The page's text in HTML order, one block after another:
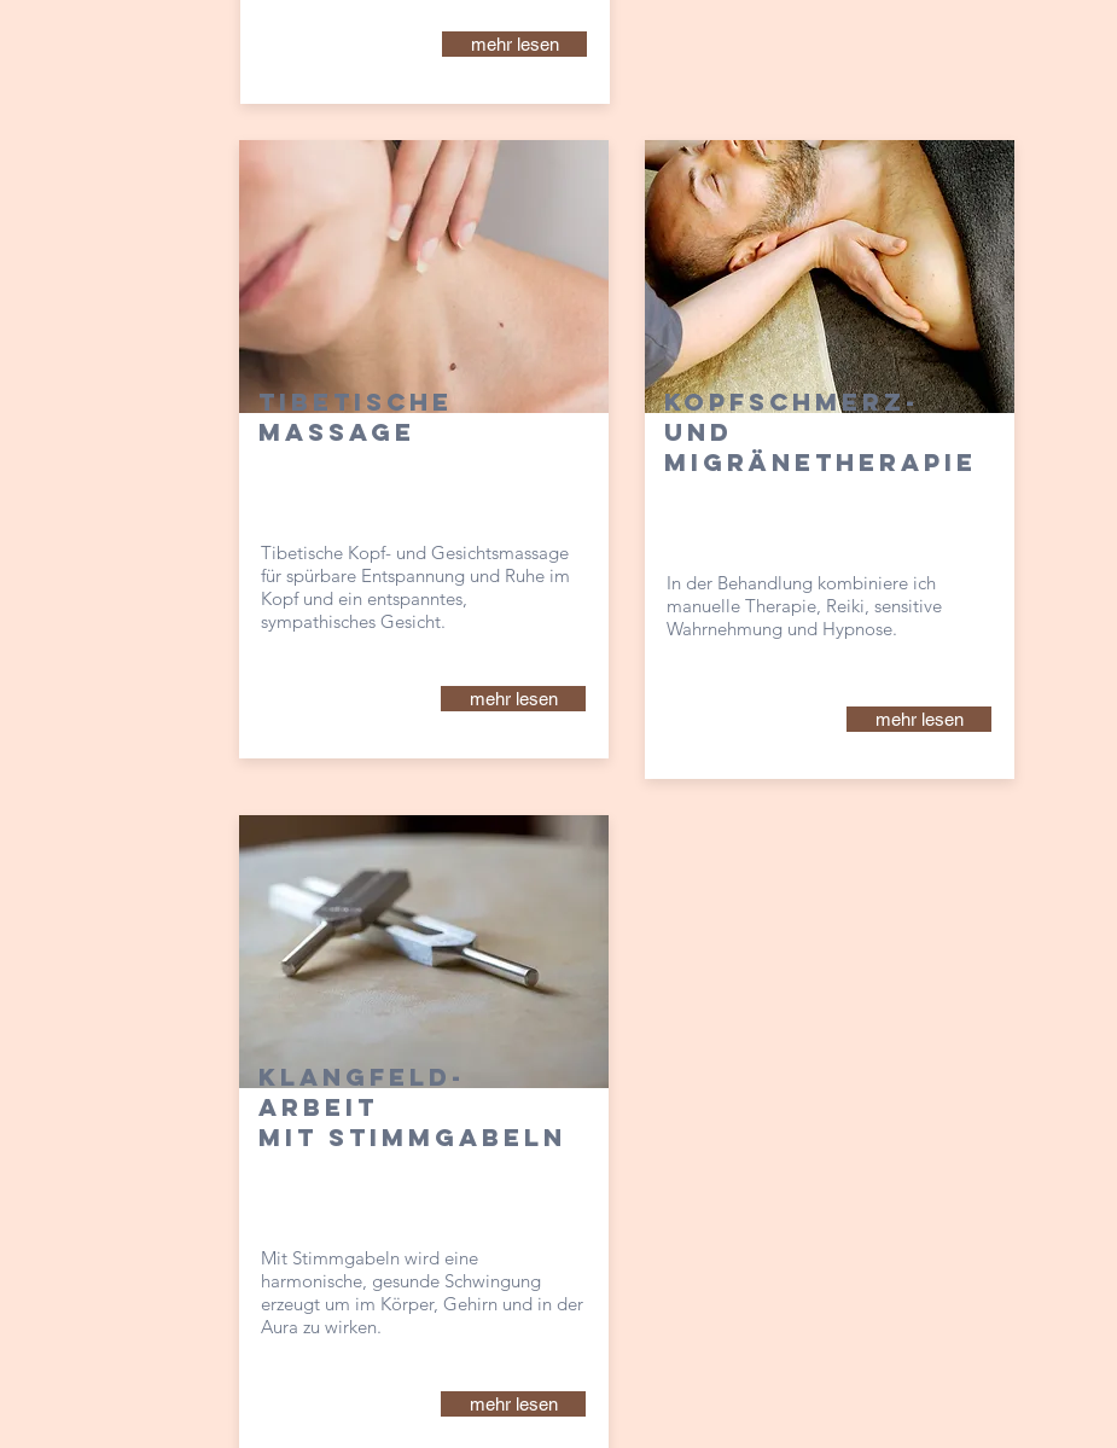
mehr lesen
Tibetische
Massage
Tibetische Kopf- und Gesichtsmassage
für spürbare Entspannung und Ruhe im
Kopf und ein entspanntes,
sympathisches Gesicht.
mehr lesen
Kopfschmerz-
und
Migränetherapie
In der Behandlung kombiniere ich
manuelle Therapie, Reiki, sensitive
Wahrnehmung und Hypnose.
mehr lesen
Klangfeld-
arbeit
mit Stimmgabeln
Mit Stimmgabeln wird eine
harmonische, gesunde Schwingung
erzeugt um im Körper, Gehirn und in der
Aura zu wirken.
mehr lesen